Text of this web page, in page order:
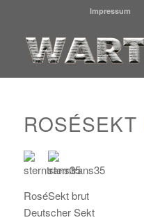
Impressum
ROSÉSEKT
RoséSekt brut
Deutscher Sekt